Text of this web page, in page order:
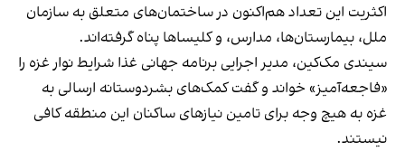
اکثریت این تعداد هم‌اکنون در ساختمان‌های متعلق به سازمان
ملل، بیمارستان‌ها، مدارس، و کلیساها پناه گرفته‌‎اند.
سیندی مک‌کین، مدیر اجرایی برنامه جهانی غذا شرایط نوار غزه را
«فاجعه‌آمیز» خواند و گفت کمک‌های بشردوستانه ارسالی به
غزه به هیچ وجه برای تامین نیازهای ساکنان این منطقه کافی
نیستند.